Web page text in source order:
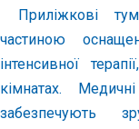
Приліжкові
частиною
інтенсивної
кімнатах.
забезпечують